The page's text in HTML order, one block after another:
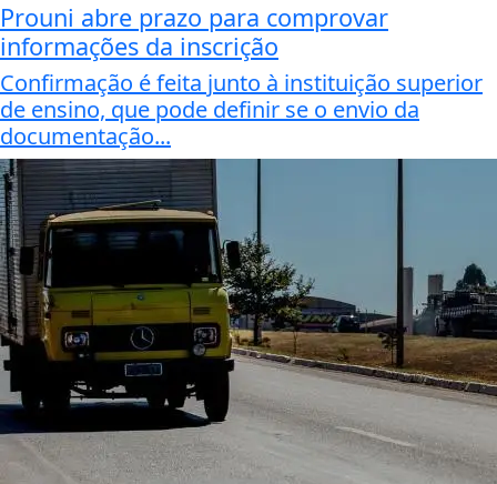
Prouni abre prazo para comprovar
informações da inscrição
Confirmação é feita junto à instituição superior
de ensino, que pode definir se o envio da
documentação...